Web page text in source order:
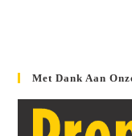
Met Dank Aan